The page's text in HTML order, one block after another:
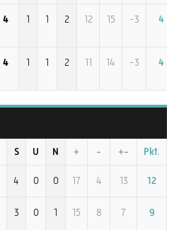
4 1 1 2 12 15 -3 4
4 1 1 2 11 14 -3 4
S U N + - +- Pkt.
4 0 0 17 4 13 12
3 0 1 15 8 7 9